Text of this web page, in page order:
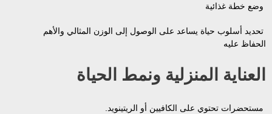
وضع خطة غذائية
تحديد أسلوب حياة يساعد على الوصول إلى الوزن المثالي والأهم
الحفاظ عليه
العناية المنزلية ونمط الحياة
مستحضرات تحتوي على الكافيين أو الريتينويد.